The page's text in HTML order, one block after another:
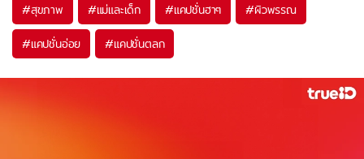
#สุขภาพ #แม่และเด็ก #แคปชั่นฮาๆ #ผิวพรรณ
#แคปชั่นอ่อย #แคปชั่นตลก